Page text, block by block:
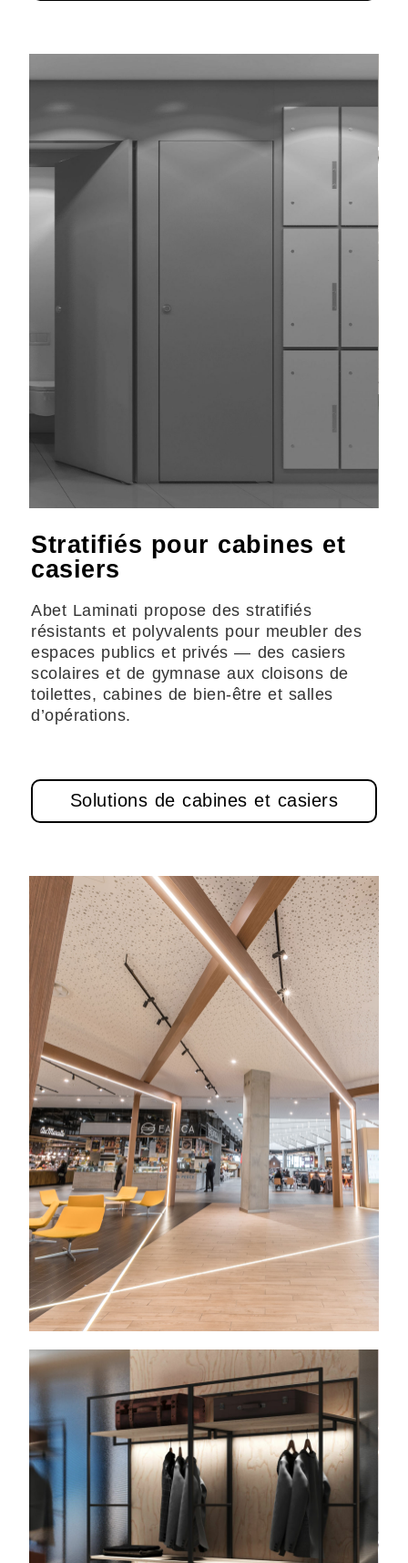
Stratifiés pour cabines et
casiers
Abet Laminati propose des stratifiés
résistants et polyvalents pour meubler des
espaces publics et privés — des casiers
scolaires et de gymnase aux cloisons de
toilettes, cabines de bien-être et salles
d’opérations.
Solutions de cabines et casiers